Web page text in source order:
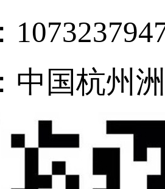
国杭州